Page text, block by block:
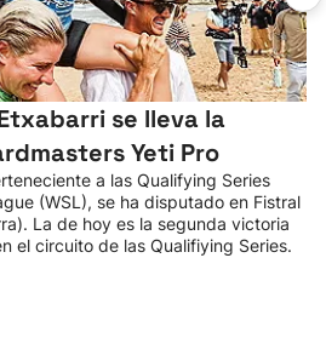
se lleva la
Yeti Pro
a las Qualifying Series
(WSL), se ha disputado en Fistral
La de hoy es la segunda victoria
el circuito de las Qualifiying Series.